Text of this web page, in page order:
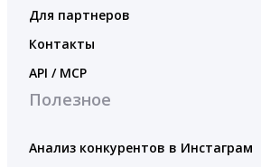
Для партнеров
Контакты
API / MCP
Полезное
Анализ конкурентов в Инстаграм